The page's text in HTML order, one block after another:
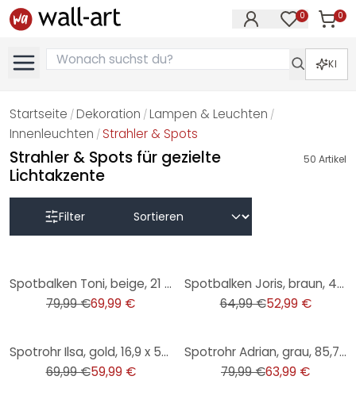
0 0
KI
Startseite / Dekoration / Lampen & Leuchten /
Innenleuchten / Strahler & Spots
Strahler & Spots für gezielte
Lichtakzente
50 Artikel
Filter
Spotbalken Toni, beige, 21 x 31 cm, Rattan Innenleuchte
79,99 €69,99 €
Spotbalken Joris, braun, 42 x 15,3 cm, Metall Spotbalken
64,99 €52,99 €
Spotrohr Ilsa, gold, 16,9 x 50,3 cm, Metall Lampe
69,99 €59,99 €
Spotrohr Adrian, grau, 85,7 x 21,9 cm, Metall Deckenleuchte
79,99 €63,99 €